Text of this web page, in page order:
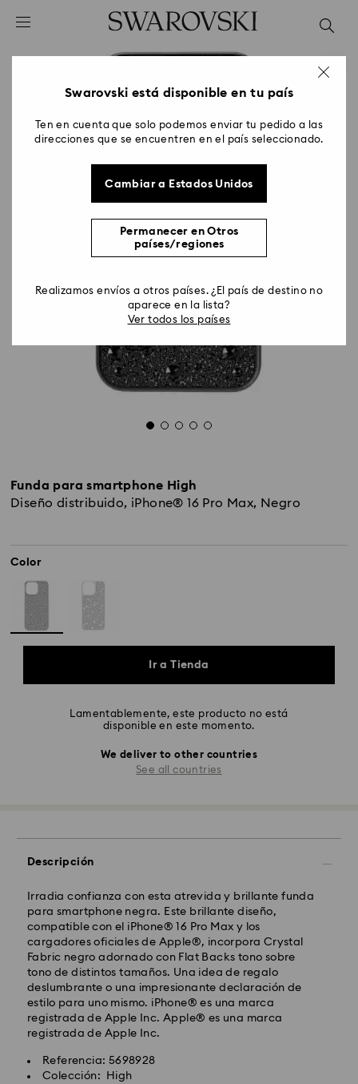
Accesskeys list
2 - Footer
Funda para smartphone High
Diseño distribuido, iPhone® 16 Pro Max, Negro
Color
Ir a Tienda
Lamentablemente, este producto no está
disponible en este momento.
We deliver to other countries
See all countries
Descripción
Irradia confianza con esta atrevida y brillante funda
para smartphone negra. Este brillante diseño,
compatible con el iPhone® 16 Pro Max y los
cargadores oficiales de Apple®, incorpora Crystal
Fabric negro adornado con Flat Backs tono sobre
tono de distintos tamaños. Una idea de regalo
deslumbrante o una impresionante declaración de
estilo para uno mismo. iPhone® es una marca
registrada de Apple Inc. Apple® es una marca
registrada de Apple Inc.
Referencia: 5698928
Colección: High
Swarovski está disponible en tu país
Ten en cuenta que solo podemos enviar tu pedido a las
direcciones que se encuentren en el país seleccionado.
Cambiar a Estados Unidos
Permanecer en Otros
países/regiones
Realizamos envíos a otros países. ¿El país de destino no
aparece en la lista?
Ver todos los países